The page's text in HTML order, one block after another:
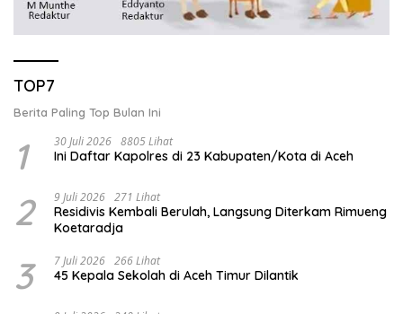
TOP7
Berita Paling Top Bulan Ini
1 30 Juli 2026 8805 Lihat
Ini Daftar Kapolres di 23 Kabupaten/Kota di Aceh
2 9 Juli 2026 271 Lihat
Residivis Kembali Berulah, Langsung Diterkam Rimueng
Koetaradja
3 7 Juli 2026 266 Lihat
45 Kepala Sekolah di Aceh Timur Dilantik